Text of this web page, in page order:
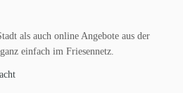
als auch online Angebote aus der
einfach im Friesennetz.